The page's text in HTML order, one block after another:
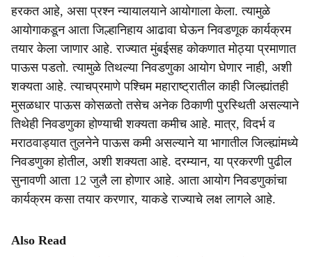
हरकत आहे, असा प्रश्न न्यायालयाने आयोगाला केला. त्यामुळे
आयोगाकडून आता जिल्हानिहाय आढावा घेऊन निवडणूक कार्यक्रम
तयार केला जाणार आहे. राज्यात मुंबईसह कोकणात मोठ्या प्रमाणात
पाऊस पडतो. त्यामुळे तिथल्या निवडणुका आयोग घेणार नाही, अशी
शक्यता आहे. त्याचप्रमाणे पश्चिम महाराष्ट्रातील काही जिल्ह्यांतही
मुसळधार पाऊस कोसळतो तसेच अनेक ठिकाणी पुरस्थिती असल्याने
तिथेही निवडणुका होण्याची शक्यता कमीच आहे. मात्र, विदर्भ व
मराठवाड्यात तुलनेने पाऊस कमी असल्याने या भागातील जिल्ह्यांमध्ये
निवडणुका होतील, अशी शक्यता आहे. दरम्यान, या प्रकरणी पुढील
सुनावणी आता 12 जुलै ला होणार आहे. आता आयोग निवडणुकांचा
कार्यक्रम कसा तयार करणार, याकडे राज्याचे लक्ष लागले आहे.
Also Read